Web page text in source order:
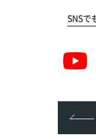
SNSで